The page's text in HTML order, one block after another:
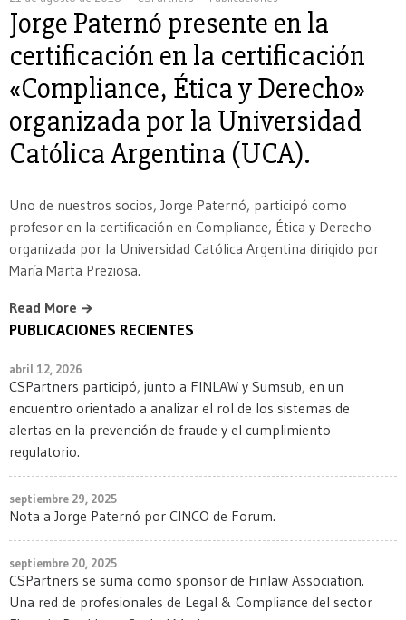
Jorge Paternó presente en la
certificación en la certificación
«Compliance, Ética y Derecho»
organizada por la Universidad
Católica Argentina (UCA).
Uno de nuestros socios, Jorge Paternó, participó como
profesor en la certificación en Compliance, Ética y Derecho
organizada por la Universidad Católica Argentina dirigido por
María Marta Preziosa.
Read More
PUBLICACIONES RECIENTES
abril 12, 2026
CSPartners participó, junto a FINLAW y Sumsub, en un
encuentro orientado a analizar el rol de los sistemas de
alertas en la prevención de fraude y el cumplimiento
regulatorio.
septiembre 29, 2025
Nota a Jorge Paternó por CINCO de Forum.
septiembre 20, 2025
CSPartners se suma como sponsor de Finlaw Association.
Una red de profesionales de Legal & Compliance del sector